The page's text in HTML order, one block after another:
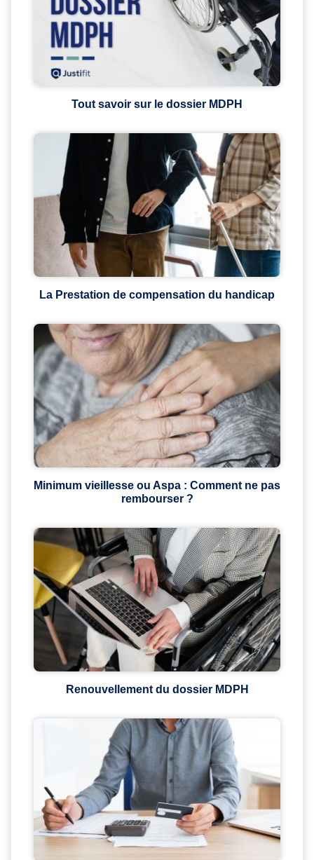
Tout savoir sur le dossier MDPH
La Prestation de compensation du handicap
Minimum vieillesse ou Aspa : Comment ne pas
rembourser ?
Renouvellement du dossier MDPH